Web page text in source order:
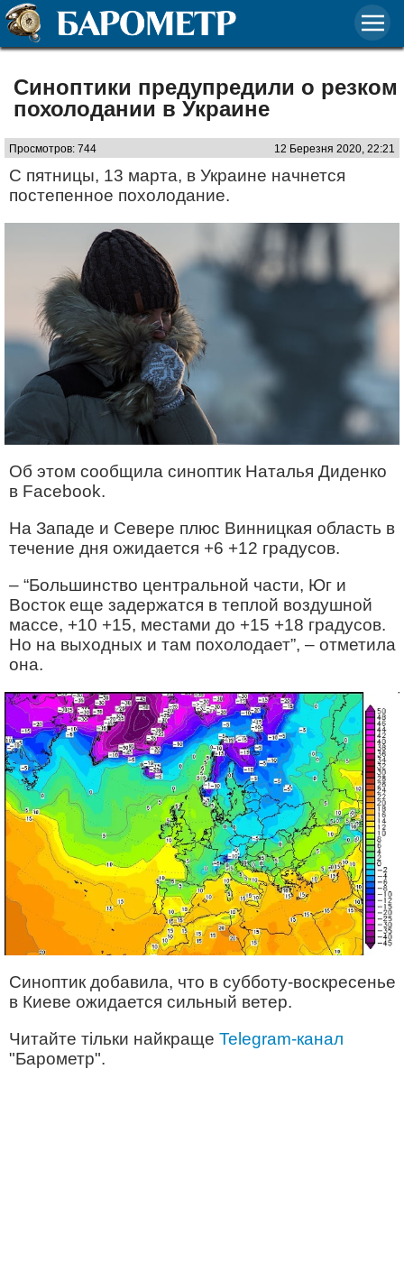
Синоптики предупредили о резком
похолодании в Украине
Просмотров: 744 12 Березня 2020, 22:21
С пятницы, 13 марта, в Украине начнется
постепенное похолодание.
Об этом сообщила синоптик Наталья Диденко
в Facebook.
На Западе и Севере плюс Винницкая область в
течение дня ожидается +6 +12 градусов.
– “Большинство центральной части, Юг и
Восток еще задержатся в теплой воздушной
массе, +10 +15, местами до +15 +18 градусов.
Но на выходных и там похолодает”, – отметила
она.
Синоптик добавила, что в субботу-воскресенье
в Киеве ожидается сильный ветер.
Читайте тільки найкраще Telegram-канал
"Барометр".